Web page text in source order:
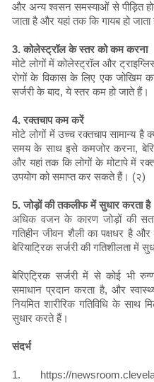
और अन्य श्वसन समस्याओं से पीड़ित
जाता है और यहां तक ​​कि गायब हो जाता
3. कोलेस्ट्रॉल के स्तर को कम करना
मोटे लोगों में कोलेस्ट्रॉल और
रोगों के विकास के लिए एक जोखिम
सर्जरी के बाद, ये स्तर कम हो जाते हैं।
4. रक्तचाप कम करें
मोटे लोगों में उच्च रक्तचाप सामान्य है
समय के साथ इसे कमजोर करना,
और यहां तक ​​कि लोगों के मोटापे में
उपयोग को समाप्त कर सकते हैं। (२)
5. जोड़ों की तकलीफ में सुधार करता है
अधिक वजन के कारण जोड़ों की
गतिहीन जीवन शैली का पक्षधर है
बेरियाट्रिक सर्जरी की गतिशीलता में
बेरिएट्रिक सर्जरी में से कोई भी
समाधान प्रदान करता है, और
नियमित शारीरिक गतिविधि के साथ
सुधार करते हैं।
संदर्भ
1. https://